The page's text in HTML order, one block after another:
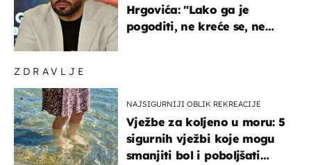
ZDRAVLJE
NAJSIGURNIJI OBLIK REKREACIJE
Vježbe za koljeno u moru: 5
sigurnih vježbi koje mogu
smanjiti bol i poboljšati
Hrgovića: "Lako ga je
pogoditi, ne kreće se, ne